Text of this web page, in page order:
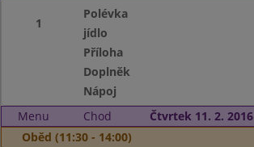
1
Polévka
jídlo
Příloha
Doplněk
Nápoj
Menu
Chod
Čtvrtek 11. 2. 2016
Oběd (11:30 - 14:00)